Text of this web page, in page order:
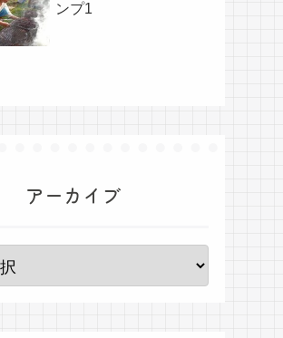
ンプ1
アーカイブ